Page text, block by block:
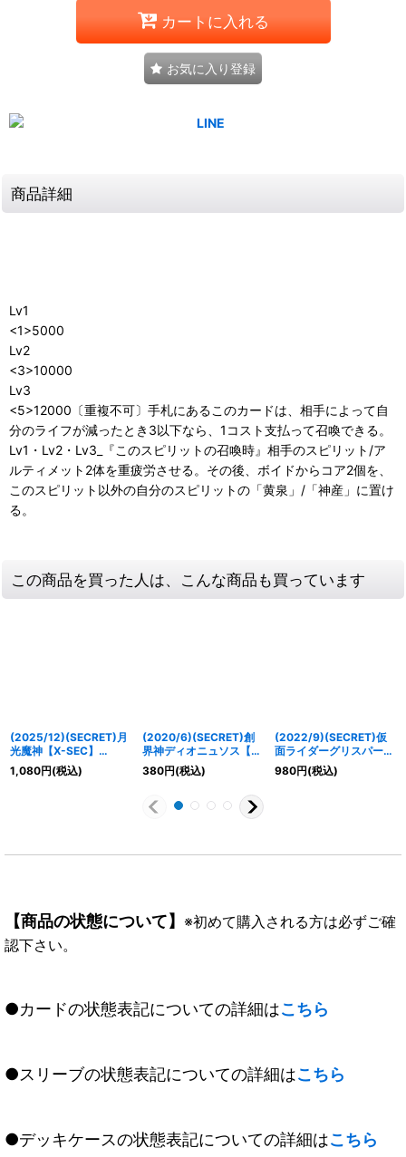
カートに入れる
お気に入り登録
商品詳細
Lv1
<1>5000
Lv2
<3>10000
Lv3
<5>12000〔重複不可〕手札にあるこのカードは、相手によって自
分のライフが減ったとき3以下なら、1コスト支払って召喚できる。
Lv1・Lv2・Lv3_『このスピリットの召喚時』相手のスピリット/ア
ルティメット2体を重疲労させる。その後、ボイドからコア2個を、
このスピリット以外の自分のスピリットの「黄泉」/「神産」に置け
る。
この商品を買った人は、こんな商品も買っています
(2025/12)(SECRET)月
光魔神【X-SEC】
{BS72-X09}《多》
1,080円(税込)
(2020/6)(SECRET)創
界神ディオニュソス【X-
SEC】{BS51-X09}
《紫》
380円(税込)
(2022/9)(SECRET)仮
面ライダーグリスパーフ
ェクトキングダム【X-
SEC】{CB24-X04}
980円(税込)
【商品の状態について】 ※初めて購入される方は必ずご確
認下さい。
●カードの状態表記についての詳細はこちら
●スリーブの状態表記についての詳細はこちら
●デッキケースの状態表記についての詳細はこちら